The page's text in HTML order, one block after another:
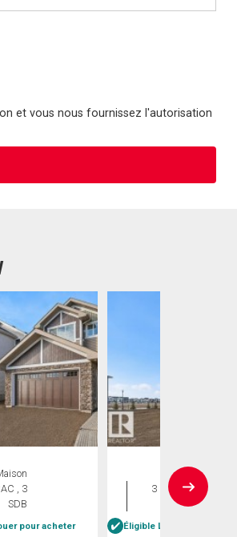
et vous nous fournissez l'autorisation
, 3
SDB
pour acheter
Maison
3 CAC , 3
SDB
Éligible Louer pour acheter